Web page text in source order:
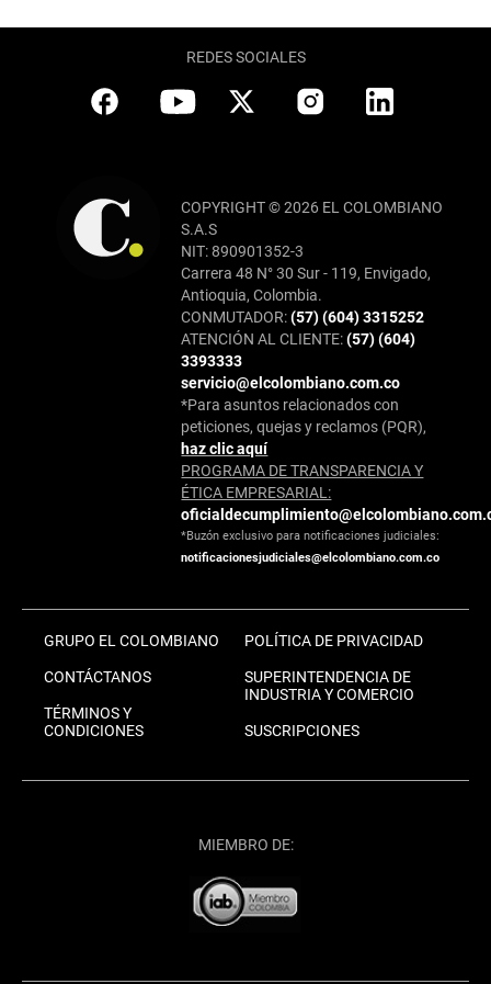
REDES SOCIALES
COPYRIGHT © 2026 EL COLOMBIANO
S.A.S
NIT: 890901352-3
Carrera 48 N° 30 Sur - 119, Envigado,
Antioquia, Colombia.
CONMUTADOR:(57) (604) 3315252
ATENCIÓN AL CLIENTE:(57) (604)
3393333
servicio@elcolombiano.com.co
*Para asuntos relacionados con
peticiones, quejas y reclamos (PQR),
haz clic aquí
PROGRAMA DE TRANSPARENCIA Y
ÉTICA EMPRESARIAL:
*Buzón exclusivo para notificaciones judiciales:
notificacionesjudiciales@elcolombiano.com.co
GRUPO EL COLOMBIANO
CONTÁCTANOS
TÉRMINOS Y
CONDICIONES
POLÍTICA DE PRIVACIDAD
SUPERINTENDENCIA DE
INDUSTRIA Y COMERCIO
SUSCRIPCIONES
MIEMBRO DE: